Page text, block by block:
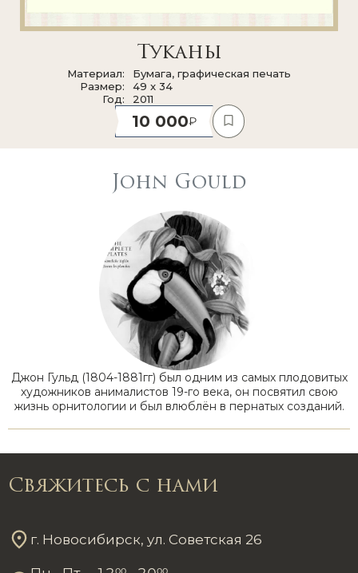
Туканы
Материал
Бумага, графическая печать
Размер
49 x 34
Год
2011
10 000
John Gould
Джон Гульд (1804-1881гг) был одним из самых плодовитых
художников анималистов 19-го века, он посвятил свою
жизнь орнитологии и был влюблён в пернатых созданий.
Свяжитесь с нами
г. Новосибирск, ул. Советская 26